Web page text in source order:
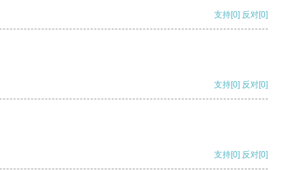
支持[0] 反对[0]
支持[0] 反对[0]
支持[0] 反对[0]